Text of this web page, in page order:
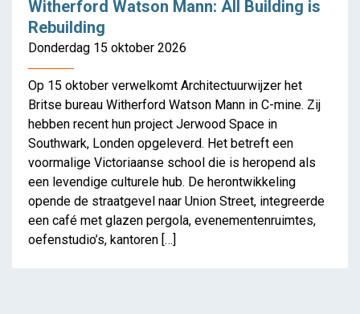
Witherford Watson Mann: All Building is
Rebuilding
Donderdag 15 oktober 2026
Op 15 oktober verwelkomt Architectuurwijzer het
Britse bureau Witherford Watson Mann in C-mine. Zij
hebben recent hun project Jerwood Space in
Southwark, Londen opgeleverd. Het betreft een
voormalige Victoriaanse school die is heropend als
een levendige culturele hub. De herontwikkeling
opende de straatgevel naar Union Street, integreerde
een café met glazen pergola, evenementenruimtes,
oefenstudio’s, kantoren […]